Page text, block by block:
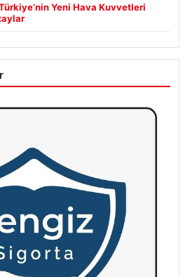
Yeni Hava Kuvvetleri